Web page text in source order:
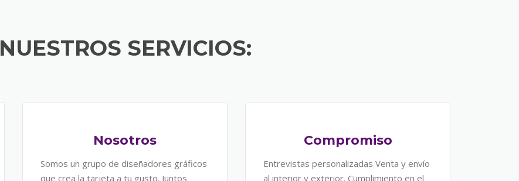
NUESTROS SERVICIOS:
Nosotros
Somos un grupo de diseñadores gráficos
que crea la tarjeta a tu gusto. Juntos
Compromiso
Entrevistas personalizadas Venta y envío
al interior y exterior. Cumplimiento en el